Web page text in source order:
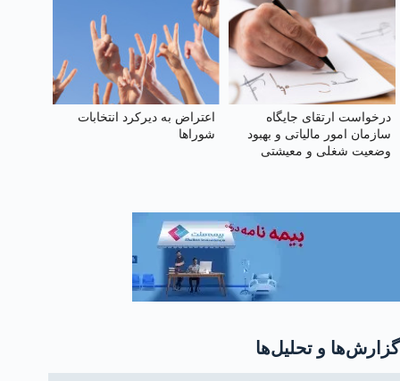
درخواست ارتقای جایگاه
سازمان امور مالیاتی و بهبود
وضعیت شغلی و معیشتی
اعتراض به دیرکرد انتخابات
شوراها
گزارش‌ها و تحلیل‌ها